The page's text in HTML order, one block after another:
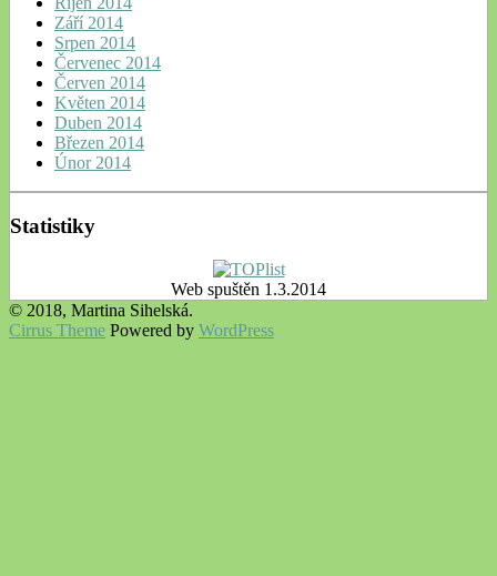
Září 2014
Srpen 2014
Červenec 2014
Červen 2014
Květen 2014
Duben 2014
Březen 2014
Únor 2014
Statistiky
Web spuštěn 1.3.2014
© 2018, Martina Sihelská.
Cirrus Theme Powered by WordPress